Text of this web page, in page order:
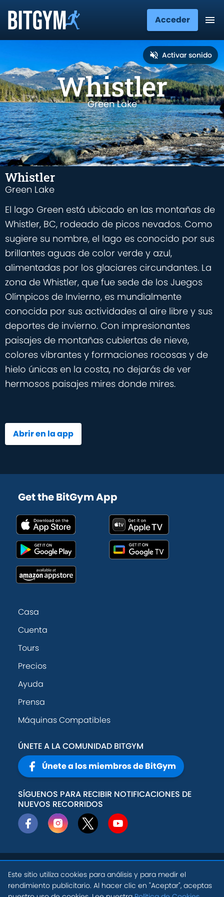
Acceder
Activar sonido
Whistler
Green Lake
Whistler
Green Lake
El lago Green está ubicado en las montañas de
Whistler, BC, rodeado de picos nevados. Como
sugiere su nombre, el lago es conocido por sus
brillantes aguas de color verde y azul,
alimentadas por los glaciares circundantes. La
zona de Whistler, que fue sede de los Juegos
Olímpicos de Invierno, es mundialmente
conocida por sus actividades al aire libre y sus
deportes de invierno. Con impresionantes
paisajes de montañas cubiertas de nieve,
colores vibrantes y formaciones rocosas y de
hielo únicas en la costa, no dejarás de ver
hermosos paisajes mires donde mires.
Abrir en la app
Get the BitGym App
Casa
Cuenta
Tours
Precios
Ayuda
Prensa
Máquinas Compatibles
ÚNETE A LA COMUNIDAD BITGYM
Únete a los miembros de BitGym
SÍGUENOS PARA RECIBIR NOTIFICACIONES DE
NUEVOS RECORRIDOS
© 2026
Active
Theory, Inc.
Política de
privacidad
ES
Este sitio utiliza cookies para análisis y para medir el
rendimiento publicitario. Al hacer clic en "Aceptar", aceptas